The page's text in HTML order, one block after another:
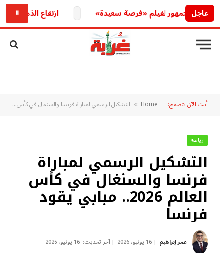
عاجل لفيلم «فرصة سعيدة» ارتفاع الذهب ⏸
أنت الآن تتصفح: Home
» التشكيل الرسمي لمباراة فرنسا والسنغال في كأس العالم 2026.. مبابي يقود فرنسا
رياضة
التشكيل الرسمي لمباراة
فرنسا والسنغال في كأس
العالم 2026.. مبابي يقود
فرنسا
عمر إبراهيم 16 يونيو، 2026 آخر تحديث: 16 يونيو، 2026